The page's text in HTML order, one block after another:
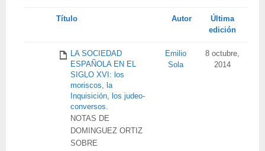
Título Autor
Última
edición
LA SOCIEDAD
ESPAÑOLA EN EL
SIGLO XVI: los
moriscos, la
Inquisición, los judeo-
conversos.
NOTAS DE
DOMINGUEZ ORTIZ
SOBRE
Emilio
Sola
8 octubre,
2014